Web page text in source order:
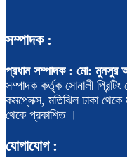
সম্পাদক :
প্রধান সম্পাদক : মো: মুনসুর
সম্পাদক কর্তৃক সোনালী
কমপ্লেক্স, মতিঝিল ঢাকা
থেকে প্রকাশিত ।
যোগাযোগ :